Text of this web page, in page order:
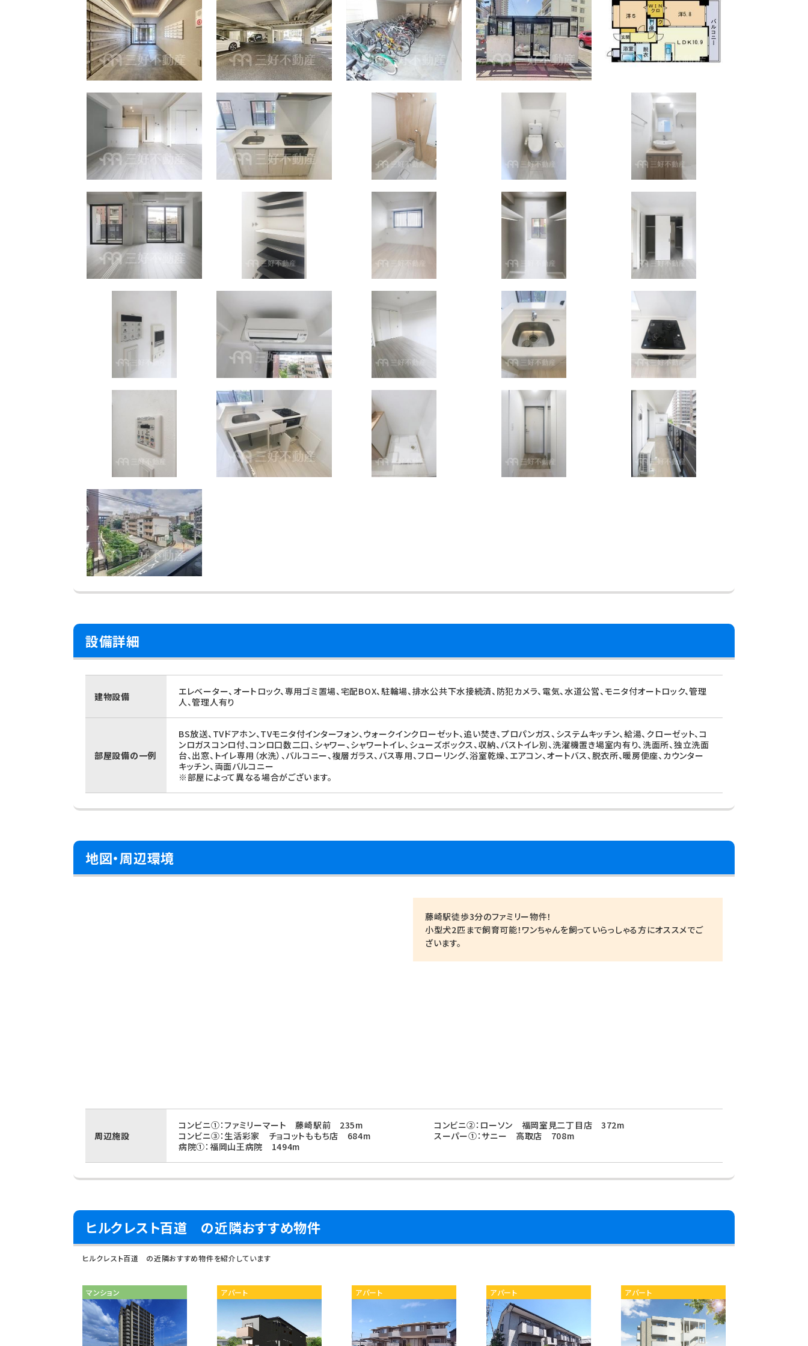
設備詳細
建物設備
エレベーター、オートロック、専用ゴミ置場、宅配BOX、駐輪場、排水公共下水接続済、防犯カメラ、電気、水道公営、モニタ付オートロック、管理
人、管理人有り
部屋設備の一例
BS放送、TVドアホン、TVモニタ付インターフォン、ウォークインクローゼット、追い焚き、プロパンガス、システムキッチン、給湯、クローゼット、コ
ンロガスコンロ付、コンロ口数二口、シャワー、シャワートイレ、シューズボックス、収納、バストイレ別、洗濯機置き場室内有り、洗面所、独立洗面
台、出窓、トイレ専用（水洗）、バルコニー、複層ガラス、バス専用、フローリング、浴室乾燥、エアコン、オートバス、脱衣所、暖房便座、カウンター
キッチン、両面バルコニー
※部屋によって異なる場合がございます。
地図・周辺環境
藤崎駅徒歩3分のファミリー物件！
小型犬2匹まで飼育可能！ワンちゃんを飼っていらっしゃる方にオススメでご
ざいます。
周辺施設
コンビニ①：ファミリーマート 藤崎駅前 235m
コンビニ②：ローソン 福岡室見二丁目店 372m
コンビニ③：生活彩家 チョコットももち店 684m
スーパー①：サニー 高取店 708m
病院①：福岡山王病院 1494m
ヒルクレスト百道 の近隣おすすめ物件
ヒルクレスト百道 の近隣おすすめ物件を紹介しています
マンション アパート アパート アパート アパート